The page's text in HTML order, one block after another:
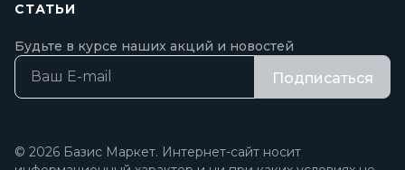
СТАТЬИ
Будьте в курсе наших акций и новостей
Подписаться
© 2026 Базис Маркет. Интернет-сайт носит